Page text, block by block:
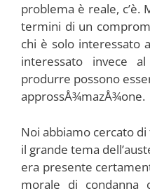
problema è reale, c’è.
termini di un
chi è solo interessato
interessato invece
produrre possono
approssÅ¾mazÅ¾one.
Noi abbiamo cercato
il grande tema
era presente
morale di condanna